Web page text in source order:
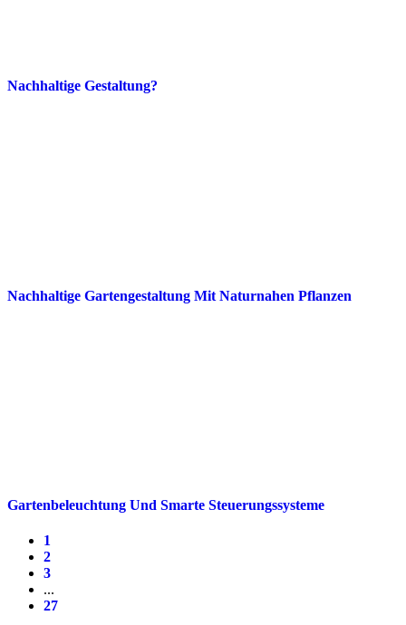
Nachhaltige Gestaltung?
Nachhaltige Gartengestaltung Mit Naturnahen Pflanzen
Gartenbeleuchtung Und Smarte Steuerungssysteme
1
2
3
...
27